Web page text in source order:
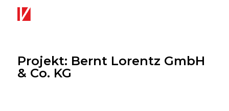
Projekt: Bernt Lorentz GmbH
& Co. KG